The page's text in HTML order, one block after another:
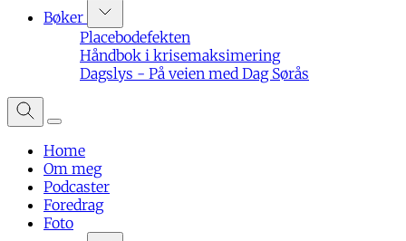
Bøker
Placebodefekten
Håndbok i krisemaksimering
Dagslys - På veien med Dag Sørås
Home
Om meg
Podcaster
Foredrag
Foto